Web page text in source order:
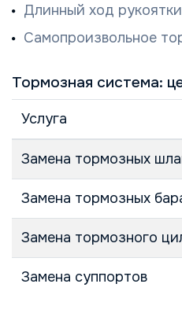
Длинный ход
Самопроизвольное
Тормозная система:
Услуга
Замена тормозных
Замена тормозных
Замена тормозного
Замена суппортов